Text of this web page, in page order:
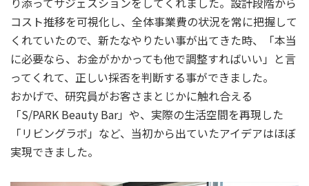
コスト推移を可視化し、全体事業費の状況を常に把握して
くれていたので、新たなやりたい事が出てきた時、「本当
に必要なら、お金がかかっても他で調整すればいい」と言
ってくれて、正しい採否を判断する事ができました。
おかげで、研究員がお客さまとじかに触れ合える
「S/PARK Beauty Bar」や、実際の生活空間を再現した
「リビングラボ」など、当初から出ていたアイデアはほぼ
実現できました。